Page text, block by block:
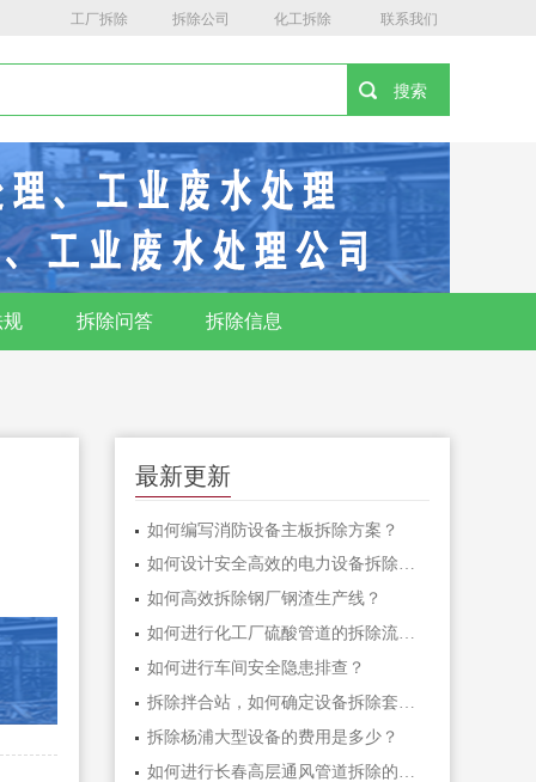
工厂拆除 拆除公司 化工拆除 联系我们
规 拆除问答 拆除信息
最新更新
如何编写消防设备主板拆除方案？
如何设计安全高效的电力设备拆除施工方案？
如何高效拆除钢厂钢渣生产线？
如何进行化工厂硫酸管道的拆除流程？
如何进行车间安全隐患排查？
拆除拌合站，如何确定设备拆除套件？
拆除杨浦大型设备的费用是多少？
如何进行长春高层通风管道拆除的补偿安排？